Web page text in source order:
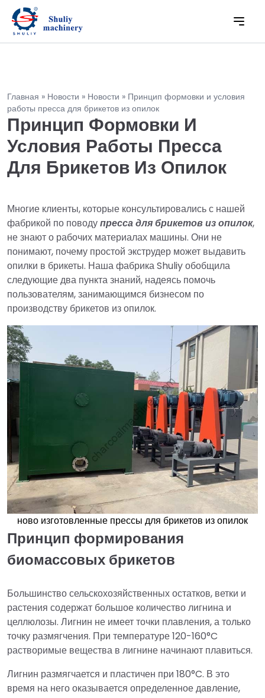
Главная » Новости » Новости » Принцип формовки и условия
работы пресса для брикетов из опилок
Принцип Формовки И
Условия Работы Пресса
Для Брикетов Из Опилок
Многие клиенты, которые консультировались с нашей
фабрикой по поводупресса для брикетов из опилок,
не знают о рабочих материалах машины. Они не
понимают, почему простой экструдер может выдавить
опилки в брикеты. Наша фабрика Shuliy обобщила
следующие два пункта знаний, надеясь помочь
пользователям, занимающимся бизнесом по
производству брикетов из опилок.
ново изготовленные прессы для брикетов из опилок
Принцип формирования
биомассовых брикетов
Большинство сельскохозяйственных остатков, ветки и
растения содержат большое количество лигнина и
целлюлозы. Лигнин не имеет точки плавления, а только
точку размягчения. При температуре 120-160°C
растворимые вещества в лигнине начинают плавиться.
Лигнин размягчается и пластичен при 180°C. В это
время на него оказывается определенное давление,